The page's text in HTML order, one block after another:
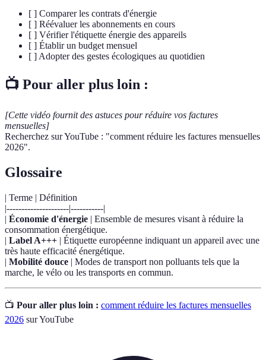
[ ] Comparer les contrats d'énergie
[ ] Réévaluer les abonnements en cours
[ ] Vérifier l'étiquette énergie des appareils
[ ] Établir un budget mensuel
[ ] Adopter des gestes écologiques au quotidien
📺 Pour aller plus loin :
[Cette vidéo fournit des astuces pour réduire vos factures
mensuelles]
Recherchez sur YouTube : "comment réduire les factures mensuelles
2026".
Glossaire
| Terme | Définition
|---------------------|-----------|
| Économie d'énergie | Ensemble de mesures visant à réduire la
consommation énergétique.
| Label A+++ | Étiquette européenne indiquant un appareil avec une
très haute efficacité énergétique.
| Mobilité douce | Modes de transport non polluants tels que la
marche, le vélo ou les transports en commun.
📺 Pour aller plus loin : comment réduire les factures mensuelles
2026 sur YouTube